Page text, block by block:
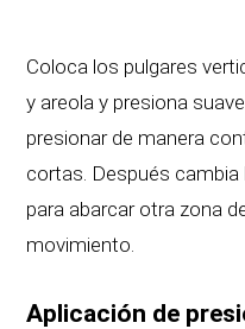
Coloca los pulgares
y areola y presiona
presionar de manera
cortas. Después
para abarcar otra zona
movimiento.
Aplicación de